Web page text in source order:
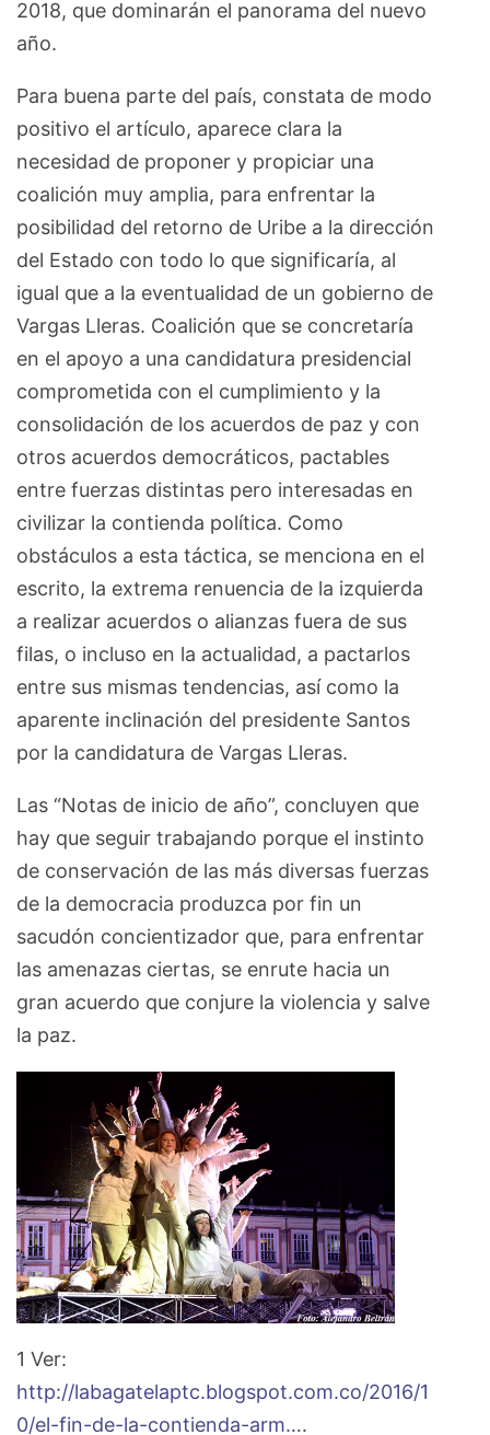
2018, que dominarán el panorama del nuevo
año.
Para buena parte del país, constata de modo
positivo el artículo, aparece clara la
necesidad de proponer y propiciar una
coalición muy amplia, para enfrentar la
posibilidad del retorno de Uribe a la dirección
del Estado con todo lo que significaría, al
igual que a la eventualidad de un gobierno de
Vargas Lleras. Coalición que se concretaría
en el apoyo a una candidatura presidencial
comprometida con el cumplimiento y la
consolidación de los acuerdos de paz y con
otros acuerdos democráticos, pactables
entre fuerzas distintas pero interesadas en
civilizar la contienda política. Como
obstáculos a esta táctica, se menciona en el
escrito, la extrema renuencia de la izquierda
a realizar acuerdos o alianzas fuera de sus
filas, o incluso en la actualidad, a pactarlos
entre sus mismas tendencias, así como la
aparente inclinación del presidente Santos
por la candidatura de Vargas Lleras.
Las “Notas de inicio de año”, concluyen que
hay que seguir trabajando porque el instinto
de conservación de las más diversas fuerzas
de la democracia produzca por fin un
sacudón concientizador que, para enfrentar
las amenazas ciertas, se enrute hacia un
gran acuerdo que conjure la violencia y salve
la paz.
1 Ver:
http://labagatelaptc.blogspot.com.co/2016/1
0/el-fin-de-la-contienda-arm….